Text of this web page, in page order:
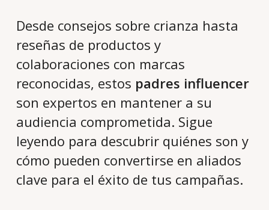
Desde consejos sobre crianza hasta
reseñas de productos y
colaboraciones con marcas
reconocidas, estos padres influencer
son expertos en mantener a su
audiencia comprometida. Sigue
leyendo para descubrir quiénes son y
cómo pueden convertirse en aliados
clave para el éxito de tus campañas.